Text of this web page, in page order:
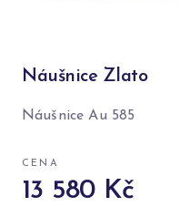
Náušnice Zlato
Náušnice Au 585
CENA
13 580 Kč